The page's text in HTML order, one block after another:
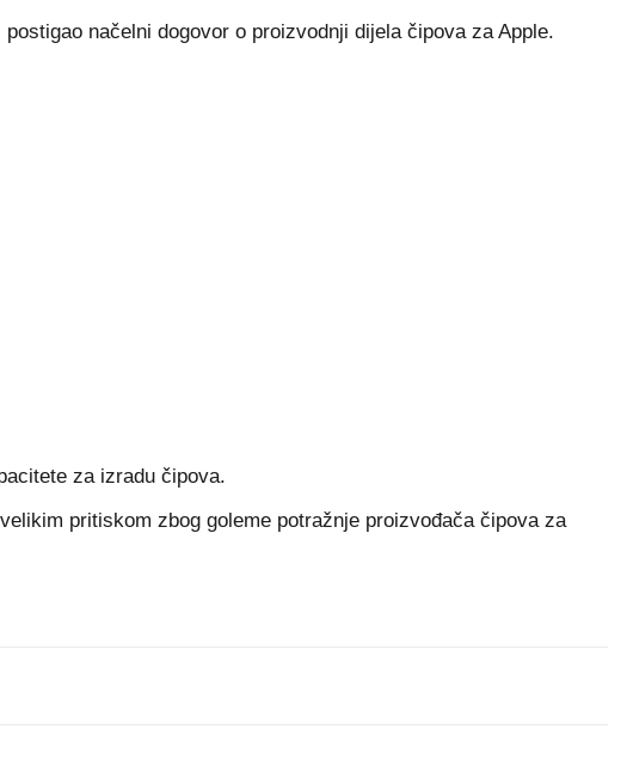
načelni dogovor o proizvodnji dijela čipova za Apple.
za izradu čipova.
pritiskom zbog goleme potražnje proizvođača čipova za